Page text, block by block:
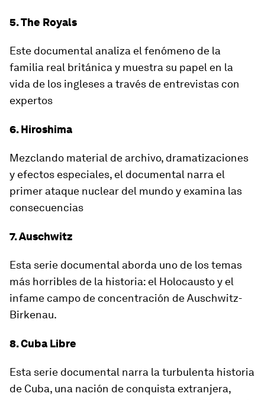
5. The Royals
Este documental analiza el fenómeno de la
familia real británica y muestra su papel en la
vida de los ingleses a través de entrevistas con
expertos
6. Hiroshima
Mezclando material de archivo, dramatizaciones
y efectos especiales, el documental narra el
primer ataque nuclear del mundo y examina las
consecuencias
7. Auschwitz
Esta serie documental aborda uno de los temas
más horribles de la historia: el Holocausto y el
infame campo de concentración de Auschwitz-
Birkenau.
8. Cuba Libre
Esta serie documental narra la turbulenta historia
de Cuba, una nación de conquista extranjera,